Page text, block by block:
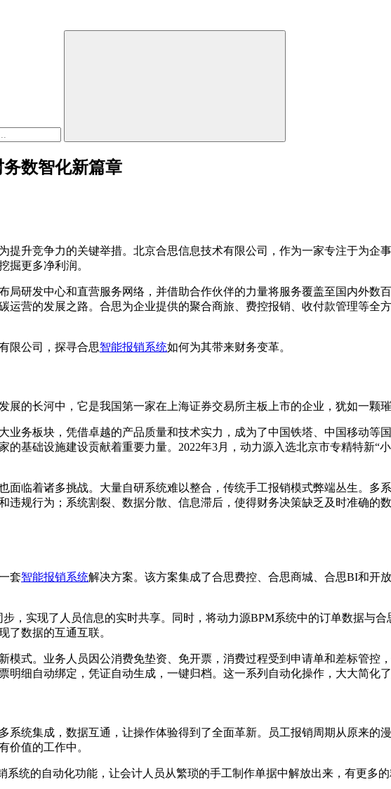
数智化新篇章
提升竞争力的关键举措。北京合思信息技术有限公司，作为一家专注于为企
掘更多净利润。
研发中心和直营服务网络，并借助合作伙伴的力量将服务覆盖至国内外数
运营的发展之路。合思为企业提供的聚合商旅、费控报销、收付款管理等全
限公司，探寻合思智能报销系统如何为其带来财务变革。
展的长河中，它是我国第一家在上海证券交易所主板上市的企业，犹如一颗
业务板块，凭借卓越的产品质量和技术实力，成为了中国铁塔、中国移动等
基础设施建设贡献着重要力量。2022年3月，动力源入选北京市专精特新“
面临着诸多挑战。大量自研系统难以整合，传统手工报销模式弊端丛生。多
违规行为；系统割裂、数据分散、信息滞后，使得财务决策缺乏及时准确的
套智能报销系统解决方案。该方案集成了合思费控、合思商城、合思BI和开
，实现了人员信息的实时共享。同时，将动力源BPM系统中的订单数据与
了数据的互通互联。
模式。业务人员因公消费免垫资、免开票，消费过程受到申请单和差标管控
细自动绑定，凭证自动生成，一键归档。这一系列自动化操作，大大简化
统集成，数据互通，让操作体验得到了全面革新。员工报销周期从原来的
价值的工作中。
统的自动化功能，让会计人员从繁琐的手工制作单据中解放出来，有更多